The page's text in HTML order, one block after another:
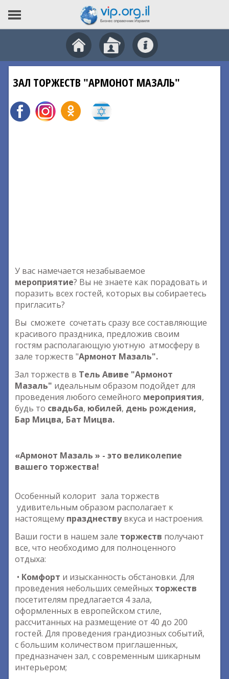
ЗАЛ ТОРЖЕСТВ "АРМОНОТ МАЗАЛЬ"
У вас намечается незабываемое
мероприятие? Вы не знаете как порадовать и
поразить всех гостей, которых вы собираетесь
пригласить?
Вы сможете сочетать сразу все составляющие
красивого праздника, предложив своим
гостям располагающую уютную атмосферу в
зале торжеств "Армонот Мазаль".
Зал торжеств в Тель Авиве "Армонот
Мазаль" идеальным образом подойдет для
проведения любого семейного мероприятия,
будь то свадьба, юбилей, день рождения,
Бар Мицва, Бат Мицва.
«Армонот Мазаль » - это великолепие
вашего торжества!
Особенный колорит зала торжеств
удивительным образом располагает к
настоящему празднествувкуса и настроения.
Ваши гости в нашем зале торжеств получают
все, что необходимо для полноценного
отдыха:
• Комфорт и изысканность обстановки. Для
проведения небольших семейных торжеств
посетителям предлагается 4 зала,
оформленных в европейском стиле,
рассчитанных на размещение от 40 до 200
гостей. Для проведения грандиозных событий,
с большим количеством приглашенных,
предназначен зал, с современным шикарным
интерьером;